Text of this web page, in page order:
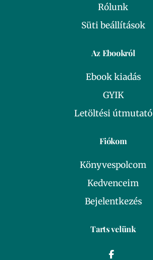
Rólunk
Süti beállítások
Az Ebookról
Ebook kiadás
GYIK
Letöltési útmutató
Fiókom
Könyvespolcom
Kedvenceim
Bejelentkezés
Tarts velünk